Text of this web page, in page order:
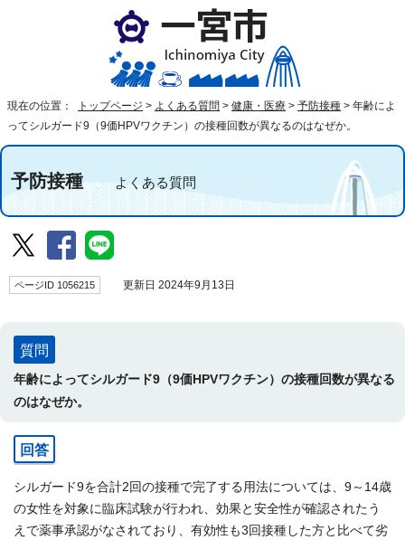
現在の位置： トップページ > よくある質問 > 健康・医療 > 予防接種 > 年齢によ
ってシルガード9（9価HPVワクチン）の接種回数が異なるのはなぜか。
予防接種よくある質問
ページID 1056215 更新日 2024年9月13日
質問
年齢によってシルガード9（9価HPVワクチン）の接種回数が異なる
のはなぜか。
回答
シルガード9を合計2回の接種で完了する用法については、9～14歳
の女性を対象に臨床試験が行われ、効果と安全性が確認されたう
えで薬事承認がなされており、有効性も3回接種した方と比べて劣